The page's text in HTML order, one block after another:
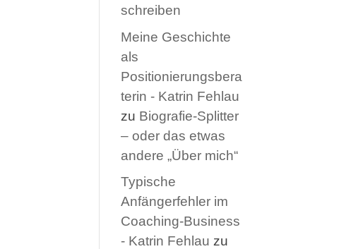
schreiben
Meine Geschichte
als
Positionierungsbera
terin - Katrin Fehlau
zu Biografie-Splitter
– oder das etwas
andere „Über mich“
Typische
Anfängerfehler im
Coaching-Business
- Katrin Fehlau zu